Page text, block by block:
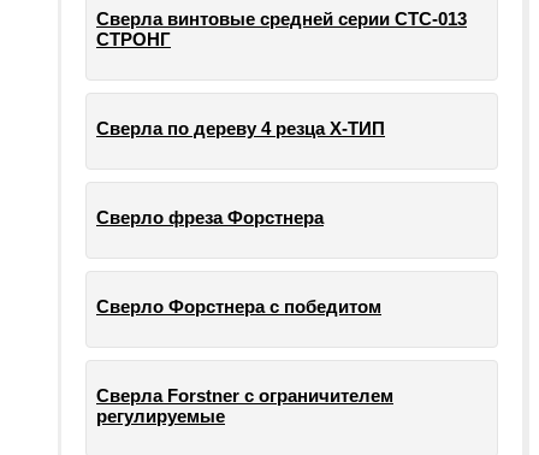
Сверла винтовые средней серии СТС-013
СТРОНГ
Сверла по дереву 4 резца Х-ТИП
Сверло фреза Форстнера
Сверло Форстнера с победитом
Сверла Forstner с ограничителем
регулируемые